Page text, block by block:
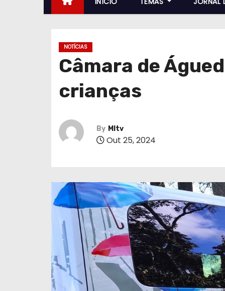
NOTÍCIAS
Câmara de
crianças
By MItv
Out 25, 2024